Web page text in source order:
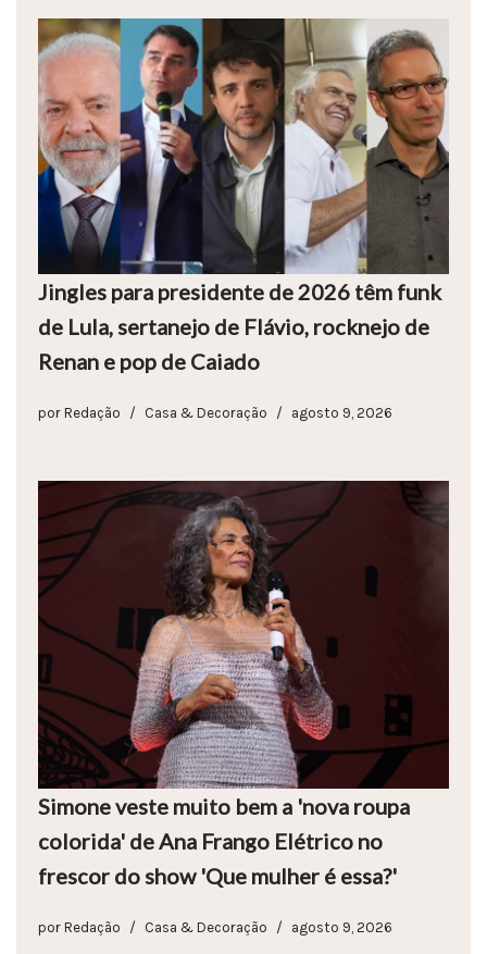
Jingles para presidente de 2026 têm funk
de Lula, sertanejo de Flávio, rocknejo de
Renan e pop de Caiado
por Redação Casa & Decoração agosto 9, 2026
Simone veste muito bem a 'nova roupa
colorida' de Ana Frango Elétrico no
frescor do show 'Que mulher é essa?'
por Redação Casa & Decoração agosto 9, 2026